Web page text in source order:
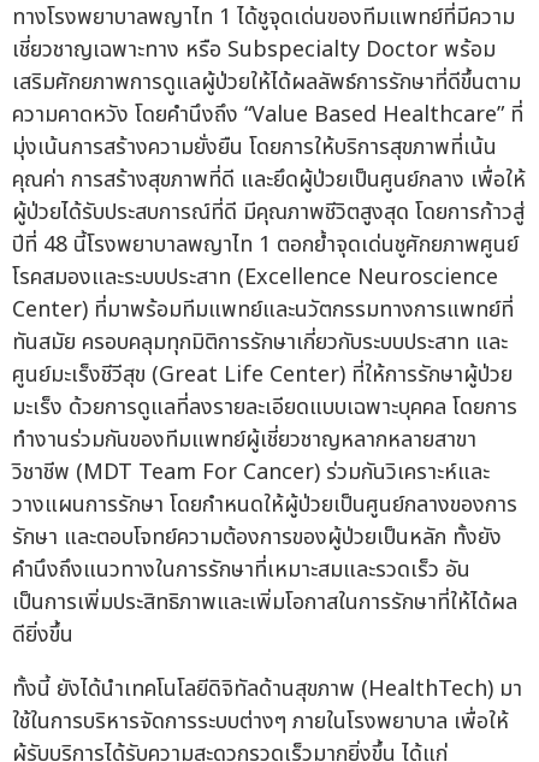
ทางโรงพยาบาลพญาไท 1 ได้ชูจุดเด่นของทีมแพทย์ที่มีความ
เชี่ยวชาญเฉพาะทาง หรือ Subspecialty Doctor พร้อม
เสริมศักยภาพการดูแลผู้ป่วยให้ได้ผลลัพธ์การรักษาที่ดีขึ้นตาม
ความคาดหวัง โดยคำนึงถึง “Value Based Healthcare” ที่
มุ่งเน้นการสร้างความยั่งยืน โดยการให้บริการสุขภาพที่เน้น
คุณค่า การสร้างสุขภาพที่ดี และยึดผู้ป่วยเป็นศูนย์กลาง เพื่อให้
ผู้ป่วยได้รับประสบการณ์ที่ดี มีคุณภาพชีวิตสูงสุด โดยการก้าวสู่
ปีที่ 48 นี้โรงพยาบาลพญาไท 1 ตอกย้ำจุดเด่นชูศักยภาพศูนย์
โรคสมองและระบบประสาท (Excellence Neuroscience
Center) ที่มาพร้อมทีมแพทย์และนวัตกรรมทางการแพทย์ที่
ทันสมัย ครอบคลุมทุกมิติการรักษาเกี่ยวกับระบบประสาท และ
ศูนย์มะเร็งชีวีสุข (Great Life Center) ที่ให้การรักษาผู้ป่วย
มะเร็ง ด้วยการดูแลที่ลงรายละเอียดแบบเฉพาะบุคคล โดยการ
ทำงานร่วมกันของทีมแพทย์ผู้เชี่ยวชาญหลากหลายสาขา
วิชาชีพ (MDT Team For Cancer) ร่วมกันวิเคราะห์และ
วางแผนการรักษา โดยกำหนดให้ผู้ป่วยเป็นศูนย์กลางของการ
รักษา และตอบโจทย์ความต้องการของผู้ป่วยเป็นหลัก ทั้งยัง
คำนึงถึงแนวทางในการรักษาที่เหมาะสมและรวดเร็ว อัน
เป็นการเพิ่มประสิทธิภาพและเพิ่มโอกาสในการรักษาที่ให้ได้ผล
ดียิ่งขึ้น
ทั้งนี้ ยังได้นำเทคโนโลยีดิจิทัลด้านสุขภาพ (HealthTech) มา
ใช้ในการบริหารจัดการระบบต่างๆ ภายในโรงพยาบาล เพื่อให้
ผู้รับบริการได้รับความสะดวกรวดเร็วมากยิ่งขึ้น ได้แก่